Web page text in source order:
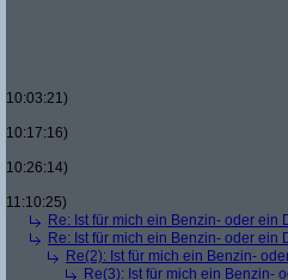
10:03:21)
10:17:16)
10:26:14)
11:10:25)
Re: Ist für mich ein Benzin- oder ein
Re: Ist für mich ein Benzin- oder ein
Re(2): Ist für mich ein Benzin-
Re(3): Ist für mich ein Benzin-